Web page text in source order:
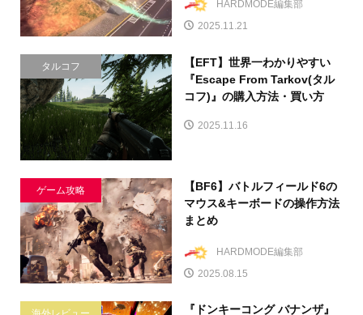
HARDMODE編集部
2025.11.21
タルコフ
【EFT】世界一わかりやすい
『Escape From Tarkov(タル
コフ)』の購入方法・買い方
2025.11.16
ゲーム攻略
【BF6】バトルフィールド6の
マウス&キーボードの操作方法
まとめ
HARDMODE編集部
2025.08.15
『ドンキーコング バナンザ』